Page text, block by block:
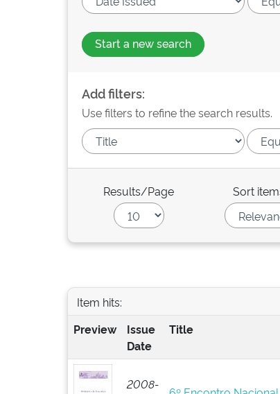
Start a new search
Add filters:
Use filters to refine the search results.
Results/Page Sort
Item hits:
Preview
Issue
Date
Title
2008-